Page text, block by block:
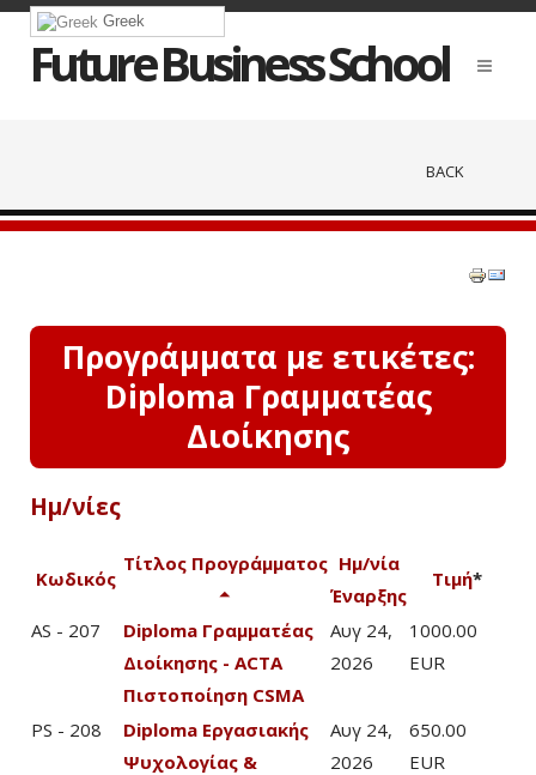
Greek
Future Business School
BACK
Προγράμματα με ετικέτες:
Diploma Γραμματέας
Διοίκησης
Ημ/νίες
Κωδικός
Τίτλος Προγράμματος Ημ/νία
Έναρξης
Τιμή*
AS - 207
Diploma Γραμματέας
Διοίκησης - ACTA
Πιστοποίηση CSMA
Αυγ 24,
2026
1000.00
EUR
PS - 208
Diploma Εργασιακής
Ψυχολογίας &
Αυγ 24,
2026
650.00
EUR